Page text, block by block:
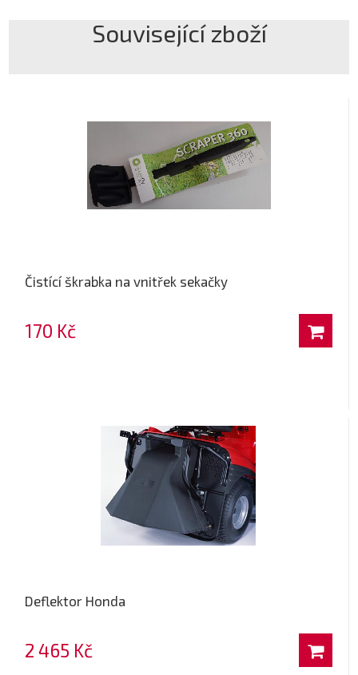
Související zboží
Čistící škrabka na vnitřek sekačky
170 Kč
Deflektor Honda
2 465 Kč